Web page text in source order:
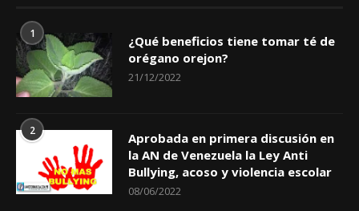
1
¿Qué beneficios tiene tomar té de
orégano orejon?
21/12/2022
2
Aprobada en primera discusión en
la AN de Venezuela la Ley Anti
Bullying, acoso y violencia escolar
08/06/2022